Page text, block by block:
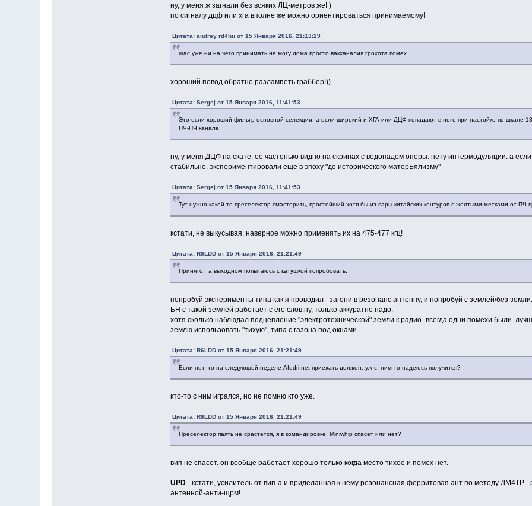
ну, у меня ж загнали без всяких ЛЦ-метров же! )
по сигналу дцф или хга вполне же можно ориентироваться принимаемому!
Цитата: andrey rd4hu от 15 Января 2016, 21:13:29
шас уже ни на чего принимать не могу дома просто вакханалия грохота помех .
хороший повод обратно разлампеть граббер!))
Цитата: Sergej от 15 Января 2016, 11:41:53
Это если хороший фильтр основной селекции, а если широкий и ХГА или ДЦФ попадают в него при настойке по шкале
ПЧ-НЧ канале.
ну, у меня ДЦФ на скате. её частенько видно на скринах с водопадом оперы. нету интермодуляции. а
стабильно. экспериментировали еще в эпоху "до исторического матерЬялизму"
Цитата: Sergej от 15 Января 2016, 11:41:53
Тут нужно какой-то преселектор смастерить, простейший хотя бы из пары китайских контуров с желтыми метками от ПЧ
кстати, не выкусывая, наверное можно применять их на 475-477 кгц!
Цитата: R6LDD от 15 Января 2016, 21:21:49
Принято. а выходном попытаюсь с катушкой попробовать.
попробуй эксперименты типа как я проводил - загони в резонанс антенну, и попробуй с землёй/без
БН с такой землёй работает с его слов.ну, только аккуратно надо.
хотя сколько наблюдал подцепление "электротехнической" земли к радио- всегда одни помехи были.
землю использовать "тихую", типа с газона под окнами.
Цитата: R6LDD от 15 Января 2016, 21:21:49
Если нет, то на следующей неделе Afedri-net приехать должен, уж с ним то надеюсь получится?
кто-то с ним игрался, но не помню кто уже.
Цитата: R6LDD от 15 Января 2016, 21:21:49
Преселектор паять не срастется, я в командировке. Мiniwhip спасет или нет?
вип не спасет. он вообще работает хорошо только когда место тихое и помех нет.
UPD- кстати, усилитель от вип-а и приделанная к нему резонансная ферритовая ант по методу ДМ4ТР -
антенной-анти-щрм!